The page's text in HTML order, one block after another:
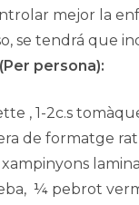
mejor la
se tendrá que
persona):
, 1-2c.s
de formatge
xampinyons
¼ pebrot